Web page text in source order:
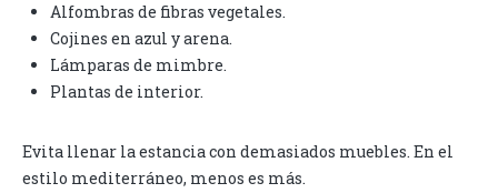
Alfombras de fibras vegetales.
Cojines en azul y arena.
Lámparas de mimbre.
Plantas de interior.
Evita llenar la estancia con demasiados muebles. En el
estilo mediterráneo, menos es más.